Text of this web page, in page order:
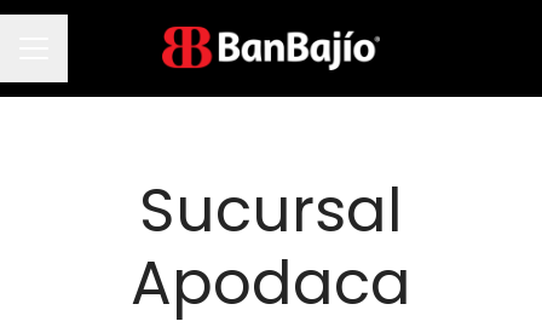
Menú de empleo
Sucursal
Apodaca